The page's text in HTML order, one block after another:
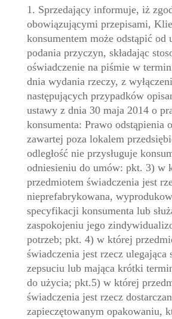
1. Sprzedający informuje, iż
obowiązującymi przepisami,
konsumentem może odstąpić od
podania przyczyn, składając
oświadczenie na piśmie w
dnia wydania rzeczy, z
następujących przypadków
ustawy z dnia 30 maja 2014 o
konsumenta: Prawo odstąpienia
zawartej poza lokalem
odległość nie przysługuje
odniesieniu do umów: pkt. 3) w
przedmiotem świadczenia jest
nieprefabrykowana,
specyfikacji konsumenta lub
zaspokojeniu jego
potrzeb; pkt. 4) w której
świadczenia jest rzecz ulegająca
zepsuciu lub mająca krótki
do użycia; pkt.5) w której
świadczenia jest rzecz
zapieczętowanym opakowaniu,